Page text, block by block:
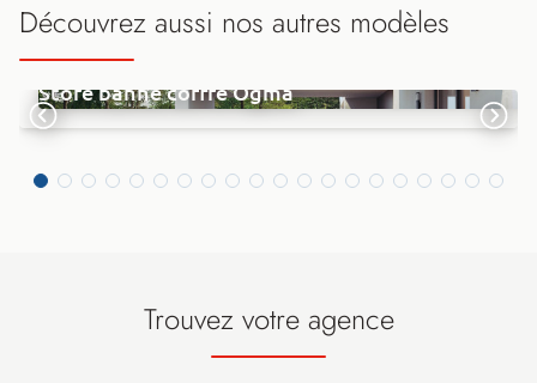
Découvrez aussi nos autres modèles
Store banne coffre Ogma
Trouvez votre agence